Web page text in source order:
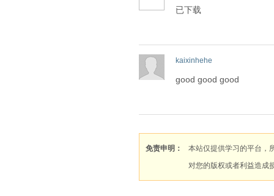
已下载
kaixinhehe
good good good
免责申明：
本站仅提供学习的平台，
对您的版权或者利益造成